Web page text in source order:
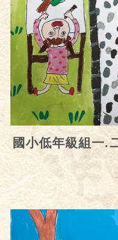
國小低年級組一.